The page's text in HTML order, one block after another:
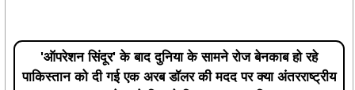
मुद्रा कोष को फिर से विचार करना चाहिए?